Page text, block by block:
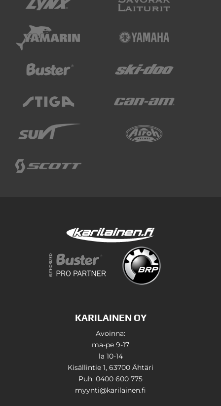
KARILAINEN OY
Avoinna:
ma-pe 9-17
la 10-14
Kisällintie 1, 63700 Ähtäri
Puh. 0400 600 775
myynti@karilainen.fi